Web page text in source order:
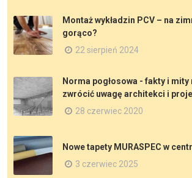
Montaż wykładzin PCV – na
gorąco?
22 sierpień 2024
Norma pogłosowa - fakty i
zwrócić uwagę architekci i
28 czerwiec 2020
Nowe tapety MURASPEC w
3 czerwiec 2025